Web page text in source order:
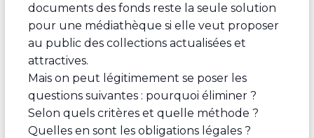
documents des fonds reste la seule solution
pour une médiathèque si elle veut proposer
au public des collections actualisées et
attractives.
Mais on peut légitimement se poser les
questions suivantes : pourquoi éliminer ?
Selon quels critères et quelle méthode ?
Quelles en sont les obligations légales ?